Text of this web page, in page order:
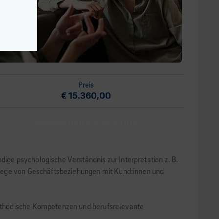
Preis
€ 15.360,00
psychologische Verständnis zur Interpretation z. B.
von Geschäftsbeziehungen mit Kund:innen und
Kompetenzen und berufsrelevante